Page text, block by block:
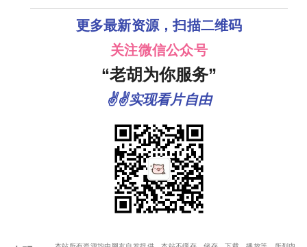
更多最新资源，扫描二维码
关注微信公众号
“老胡为你服务”
✌✌实现看片自由